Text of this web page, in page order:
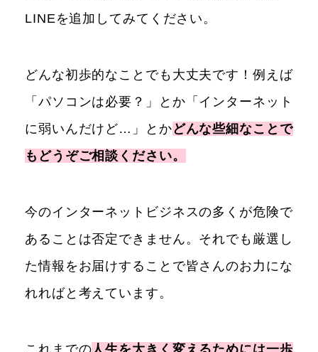
LINEを追加してみてください。
どんな初歩的なことでも大丈夫です！例えば
「パソコンは必要？」とか「インターネット
に弱いんだけど…」とかどんな些細なことで
もどうぞご相談ください。
今のインターネットビジネスの多くが危険で
あることは否定できません。それでも厳選し
た情報をお届けすることで皆さんのお力にな
れればと考えています。
これまでの人生を大きく変えるためには一歩